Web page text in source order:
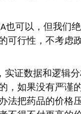
A也可以，但我们
可行性，不考虑
证数据和逻辑
，如果没有严谨
法把药品的价格